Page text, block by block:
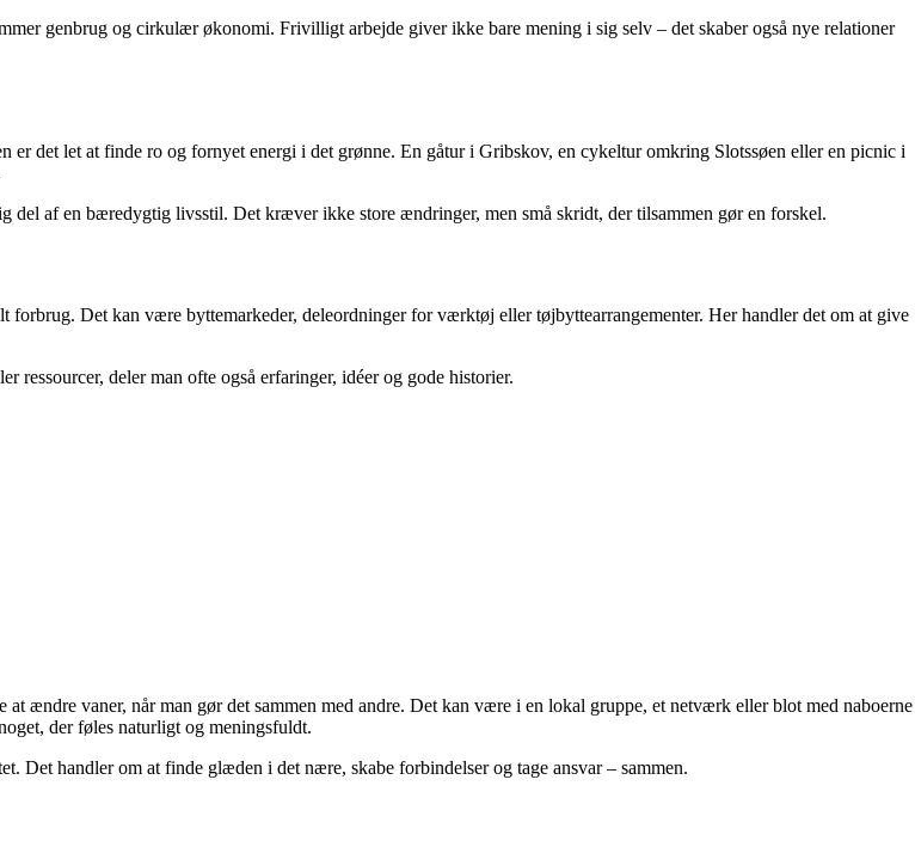
genbrug og cirkulær økonomi. Frivilligt arbejde giver ikke bare mening i sig selv – det skaber også nye relationer
det let at finde ro og fornyet energi i det grønne. En gåtur i Gribskov, en cykeltur omkring Slotssøen eller en picnic i
del af en bæredygtig livsstil. Det kræver ikke store ændringer, men små skridt, der tilsammen gør en forskel.
Det kan være byttemarkeder, deleordninger for værktøj eller tøjbyttearrangementer. Her handler det om at give
deler man ofte også erfaringer, idéer og gode historier.
ændre vaner, når man gør det sammen med andre. Det kan være i en lokal gruppe, et netværk eller blot med naboerne
der føles naturligt og meningsfuldt.
handler om at finde glæden i det nære, skabe forbindelser og tage ansvar – sammen.